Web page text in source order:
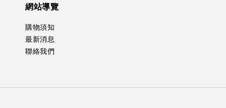
網站導覽
購物須知
最新消息
聯絡我們